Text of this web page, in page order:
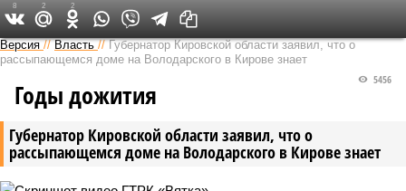
Версия в Кирове
Версия //Власть //Губернатор Кировской области заявил, что о
рассыпающемся доме на Володарского в Кирове знает
Губернатор Кировской области заявил, что о
рассыпающемся доме на Володарского в Кирове знает
5456
Годы дожития
8 2 2